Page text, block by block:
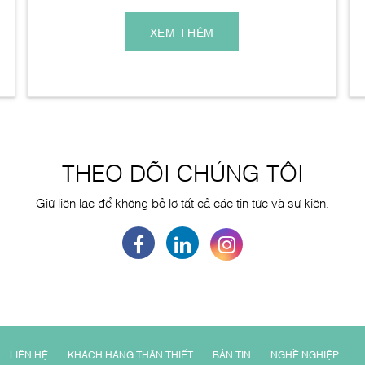
XEM THÊM
THEO DÕI CHÚNG TÔI
Giữ liên lạc để không bỏ lỡ tất cả các tin tức và sự kiện.
LIÊN HỆ KHÁCH HÀNG THÂN THIẾT BẢN TIN NGHỀ NGHIỆP